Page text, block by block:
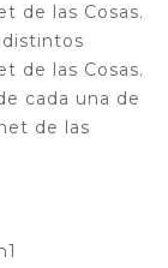
de las Cosas.
distintos
de las Cosas.
cada una de
de las